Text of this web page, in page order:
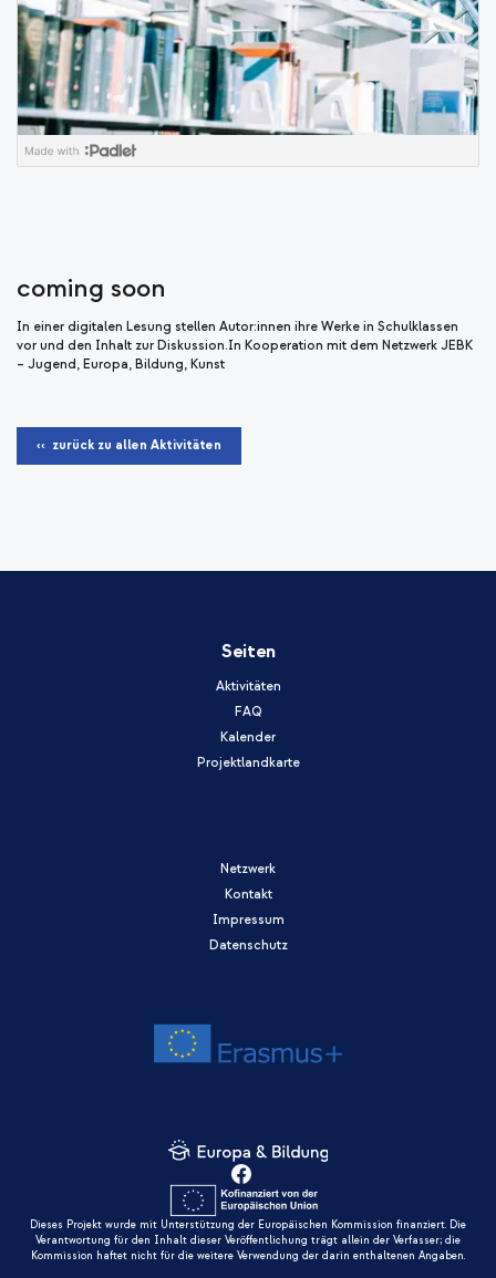
coming soon
In einer digitalen Lesung stellen Autor:innen ihre Werke in Schulklassen
vor und den Inhalt zur Diskussion.In Kooperation mit dem Netzwerk JEBK
– Jugend, Europa, Bildung, Kunst
‹‹ zurück zu allen Aktivitäten
Seiten
Aktivitäten
FAQ
Kalender
Projektlandkarte
Netzwerk
Kontakt
Impressum
Datenschutz
Dieses Projekt wurde mit Unterstützung der Europäischen Kommission finanziert. Die
Verantwortung für den Inhalt dieser Veröffentlichung trägt allein der Verfasser; die
Kommission haftet nicht für die weitere Verwendung der darin enthaltenen Angaben.